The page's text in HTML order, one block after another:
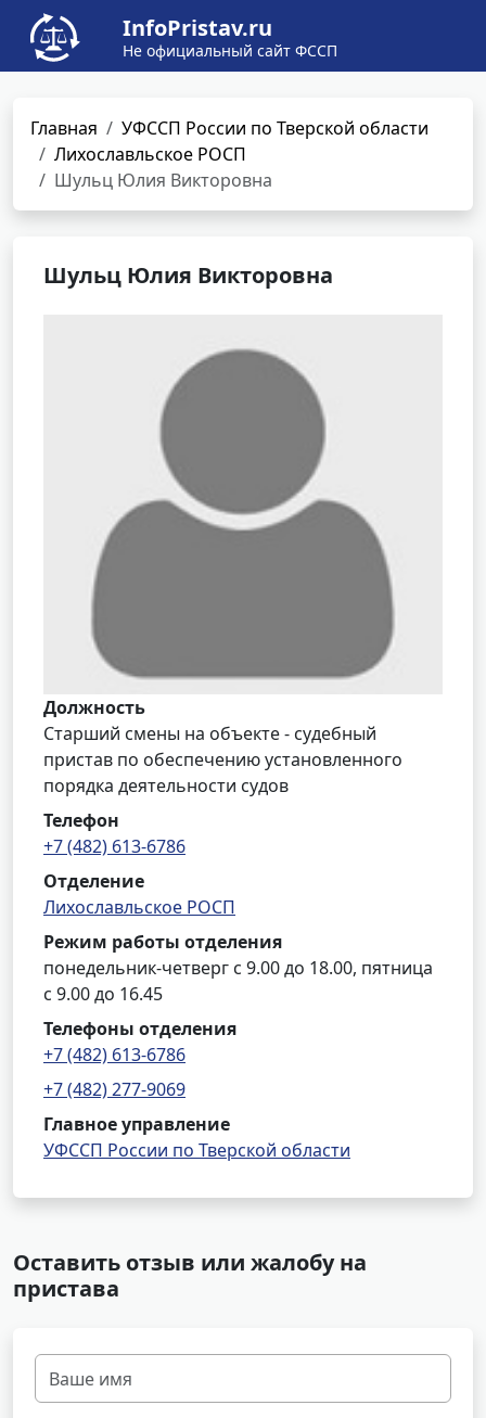
InfoPristav.ru
Не официальный сайт ФССП
Главная
УФССП России по Тверской области
Лихославльское РОСП
Шульц Юлия Викторовна
Шульц Юлия Викторовна
Должность
Старший смены на объекте - судебный
пристав по обеспечению установленного
порядка деятельности судов
Телефон
+7 (482) 613-6786
Отделение
Лихославльское РОСП
Режим работы отделения
понедельник-четверг с 9.00 до 18.00, пятница
с 9.00 до 16.45
Телефоны отделения
+7 (482) 613-6786
+7 (482) 277-9069
Главное управление
УФССП России по Тверской области
Оставить отзыв или жалобу на
пристава